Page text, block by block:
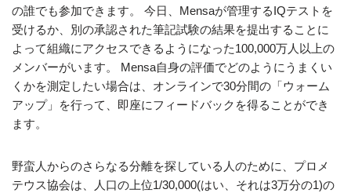
の誰でも参加できます。 今日、Mensaが管理するIQテストを
受けるか、別の承認された筆記試験の結果を提出することに
よって組織にアクセスできるようになった100,000万人以上の
メンバーがいます。 Mensa自身の評価でどのようにうまくい
くかを測定したい場合は、オンラインで30分間の「ウォーム
アップ」を行って、即座にフィードバックを得ることができ
ます。
野蛮人からのさらなる分離を探している人のために、プロメ
テウス協会は、人口の上位1/30,000(はい、それは3万分の1)の